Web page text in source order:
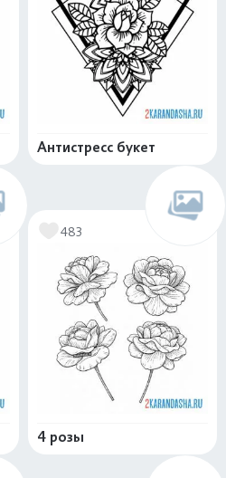
Антистресс букет
483
4 розы